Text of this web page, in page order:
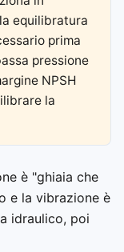
equilibratura
prima
pressione
NPSH
la
è "ghiaia che
e la vibrazione è
idraulico, poi